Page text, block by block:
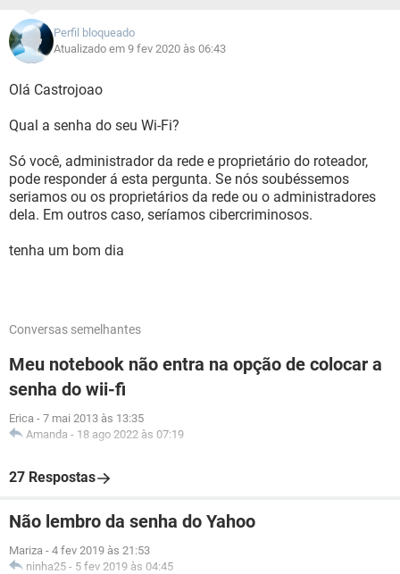
Perfil bloqueado
Atualizado em 9 fev 2020 às 06:43
Olá Castrojoao
Qual a senha do seu Wi-Fi?
Só você, administrador da rede e proprietário do roteador,
pode responder á esta pergunta. Se nós soubéssemos
seriamos ou os proprietários da rede ou o administradores
dela. Em outros caso, seríamos cibercriminosos.
tenha um bom dia
Conversas semelhantes
Meu notebook não entra na opção de colocar a
senha do wii-fi
Erica - 7 mai 2013 às 13:35
Amanda - 18 ago 2022 às 07:19
27 Respostas
Não lembro da senha do Yahoo
Mariza - 4 fev 2019 às 21:53
ninha25 - 5 fev 2019 às 04:45